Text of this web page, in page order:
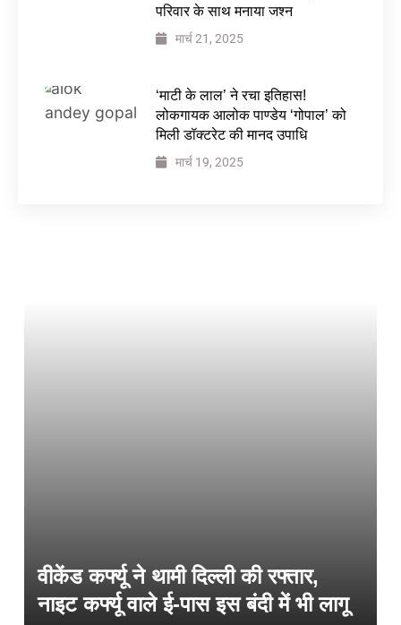
परिवार के साथ मनाया जश्न
मार्च 21, 2025
‘माटी के लाल’ ने रचा इतिहास!
लोकगायक आलोक पाण्डेय ‘गोपाल’ को
मिली डॉक्टरेट की मानद उपाधि
मार्च 19, 2025
वीकेंड कर्फ्यू ने थामी दिल्ली की रफ्तार,
नाइट कर्फ्यू वाले ई-पास इस बंदी में भी लागू